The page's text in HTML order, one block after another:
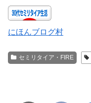
にほんブログ村
セミリタイア・FIRE